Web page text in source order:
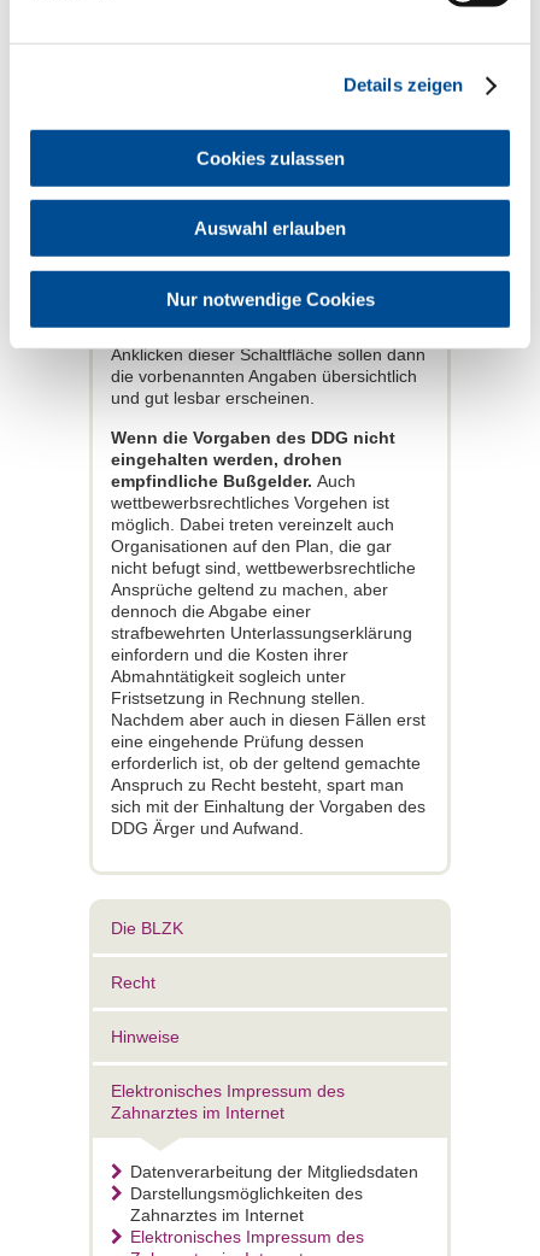
Details zeigen
Cookies zulassen
Auswahl erlauben
Nur notwendige Cookies
nach den gesetzlichen Vorgaben "leicht
erscheint es geeignet, auf der Homepage
durch "scrollen" oder sonstige Umwege
erreichbare Schaltfläche vorzusehen, die
Bezeichnung der Schaltfläche mit
diesem, eigentlich presserechtlichen
Begriff ist bereits weithin anerkannt und
kann daher als geeignet gelten. Nach
Anklicken dieser Schaltfläche sollen dann
die vorbenannten Angaben übersichtlich
und gut lesbar erscheinen.
Wenn die Vorgaben des DDG nicht
eingehalten werden, drohen
empfindliche Bußgelder. Auch
wettbewerbsrechtliches Vorgehen ist
möglich. Dabei treten vereinzelt auch
Organisationen auf den Plan, die gar
nicht befugt sind, wettbewerbsrechtliche
Ansprüche geltend zu machen, aber
dennoch die Abgabe einer
strafbewehrten Unterlassungserklärung
einfordern und die Kosten ihrer
Abmahntätigkeit sogleich unter
Fristsetzung in Rechnung stellen.
Nachdem aber auch in diesen Fällen erst
eine eingehende Prüfung dessen
erforderlich ist, ob der geltend gemachte
Anspruch zu Recht besteht, spart man
sich mit der Einhaltung der Vorgaben des
DDG Ärger und Aufwand.
Die BLZK
Recht
Hinweise
Elektronisches Impressum des
Zahnarztes im Internet
Datenverarbeitung der Mitgliedsdaten
Darstellungsmöglichkeiten des
Zahnarztes im Internet
Elektronisches Impressum des